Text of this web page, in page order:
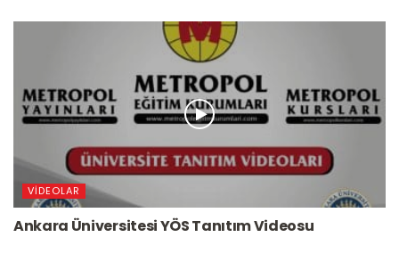
VIDEOLAR
Ankara Üniversitesi YÖS Tanıtım Videosu